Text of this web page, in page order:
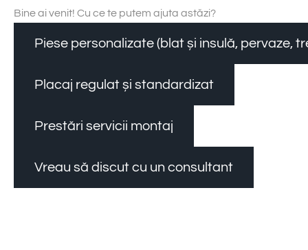
Bine ai venit! Cu ce te putem ajuta astăzi?
Piese personalizate (blat și insulă, pervaze,
Placaj regulat și standardizat
Prestări servicii montaj
Vreau să discut cu un consultant